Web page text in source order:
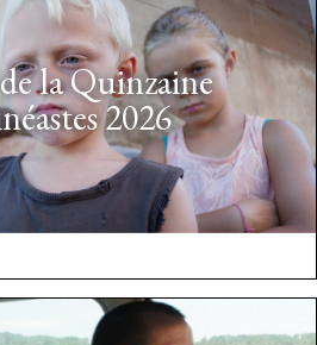
la Quinzaine
2026